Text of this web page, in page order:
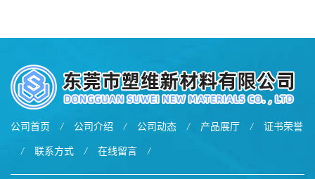
公司首页 / 公司介绍 / 公司动态 / 产品展厅 / 证书荣誉
/ 联系方式 / 在线留言 /